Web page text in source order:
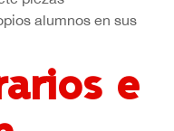
alumnos en sus
e